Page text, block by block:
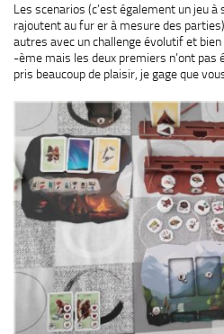
Les scenarios (c’est également un jeu
rajoutent au fur er à mesure des
autres avec un challenge évolutif et bien
-ème mais les deux premiers n’ont pas
pris beaucoup de plaisir, je gage que